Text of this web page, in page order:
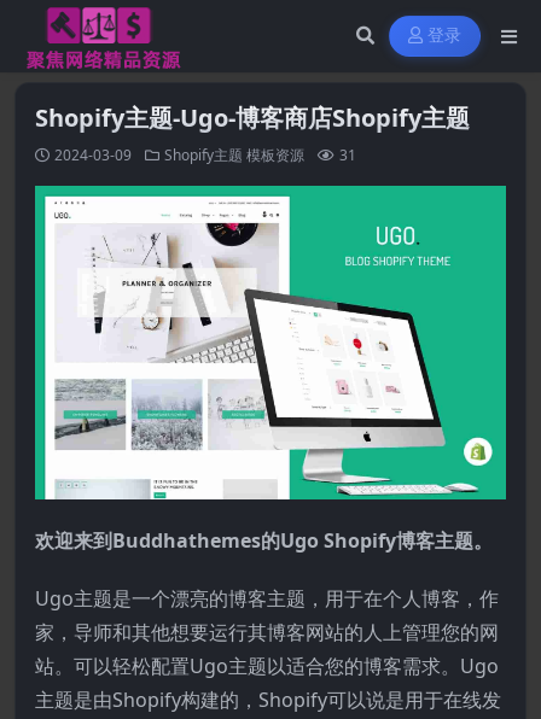
登录
Shopify主题-Ugo-博客商店Shopify主题
2024-03-09 Shopify主题 模板资源 31
欢迎来到Buddhathemes的Ugo Shopify博客主题。
Ugo主题是一个漂亮的博客主题，用于在个人博客，作
家，导师和其他想要运行其博客网站的人上管理您的网
站。可以轻松配置Ugo主题以适合您的博客需求。Ugo
主题是由Shopify构建的，Shopify可以说是用于在线发